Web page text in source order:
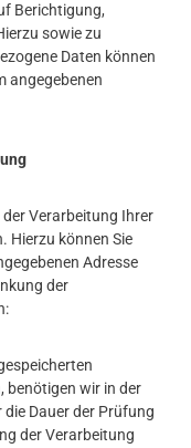
Berichtigung,
sowie zu
Daten können
angegebenen
Verarbeitung Ihrer
Hierzu können Sie
Adresse
der
benötigen wir in der
die Dauer der Prüfung
der Verarbeitung